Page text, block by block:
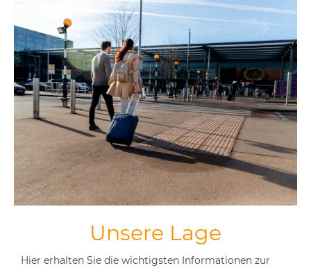
Unsere Lage
Hier erhalten Sie die wichtigsten Informationen zur